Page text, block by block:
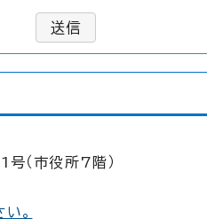
送信
（市役所7階）
。